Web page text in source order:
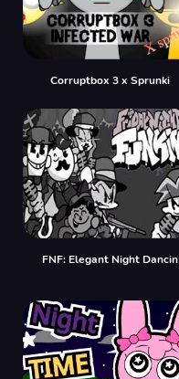
Corruptbox 3 x Sprunki
FNF: Elegant Night Dancin